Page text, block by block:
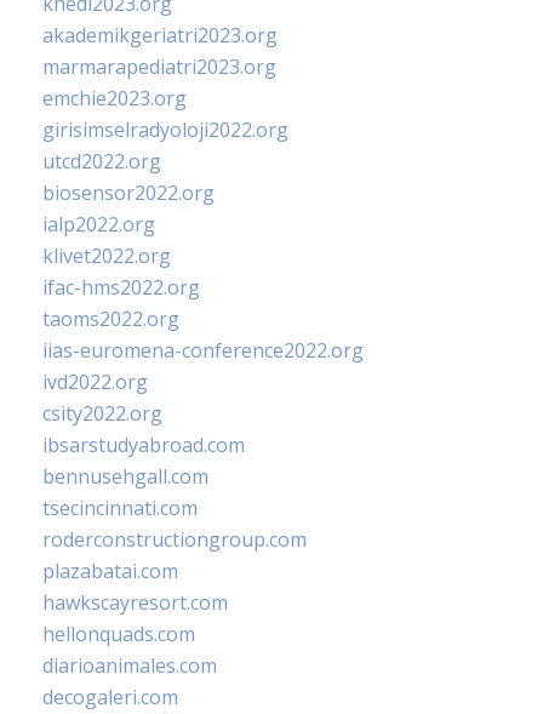
akademikgeriatri2023.org
marmarapediatri2023.org
emchie2023.org
girisimselradyoloji2022.org
utcd2022.org
biosensor2022.org
ialp2022.org
klivet2022.org
ifac-hms2022.org
taoms2022.org
iias-euromena-conference2022.org
ivd2022.org
csity2022.org
ibsarstudyabroad.com
bennusehgall.com
tsecincinnati.com
roderconstructiongroup.com
plazabatai.com
hawkscayresort.com
hellonquads.com
diarioanimales.com
decogaleri.com